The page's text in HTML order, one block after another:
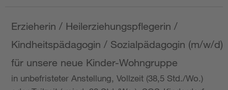
Erzieherin / Heilerziehungspflegerin /
Kindheitspädagogin / Sozialpädagogin (m/w/d)
für unsere neue Kinder-Wohngruppe
in unbefristeter Anstellung, Vollzeit (38,5 Std./Wo.)